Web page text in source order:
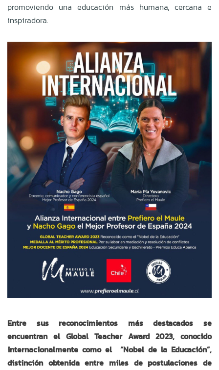
promoviendo una educación más humana, cercana e
inspiradora.
Entre sus reconocimientos más destacados se
encuentran el Global Teacher Award 2023, conocido
internacionalmente como el
“Nobel de la Educación”,
distinción obtenida entre miles de postulaciones de